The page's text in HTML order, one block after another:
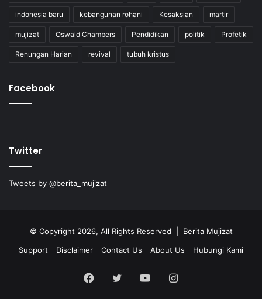
indonesia baru kebangunan rohani Kesaksian martir
mujizat Oswald Chambers Pendidikan politik Profetik
Renungan Harian revival tubuh kristus
Facebook
Twitter
Tweets by @berita_mujizat
© Copyright 2026, All Rights Reserved | Berita Mujizat
Support
Disclaimer Contact Us About Us Hubungi Kami
Facebook
Twitter YouTubeInstagram